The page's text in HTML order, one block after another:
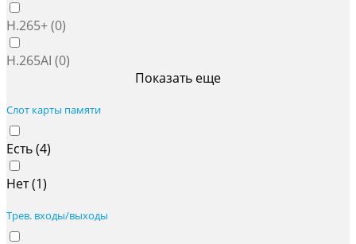
H.265+ (0)
H.265AI (0)
Показать еще
Слот карты памяти
Есть (4)
Нет (1)
Трев. входы/выходы